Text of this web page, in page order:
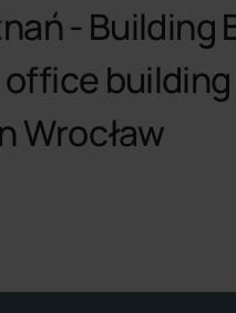
- Building
office
Wrocław